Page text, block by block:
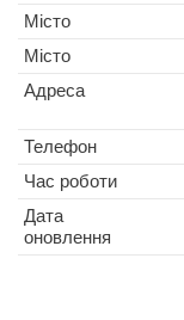
Місто
Місто
Адреса
Телефон
Час роботи
Дата
оновлення